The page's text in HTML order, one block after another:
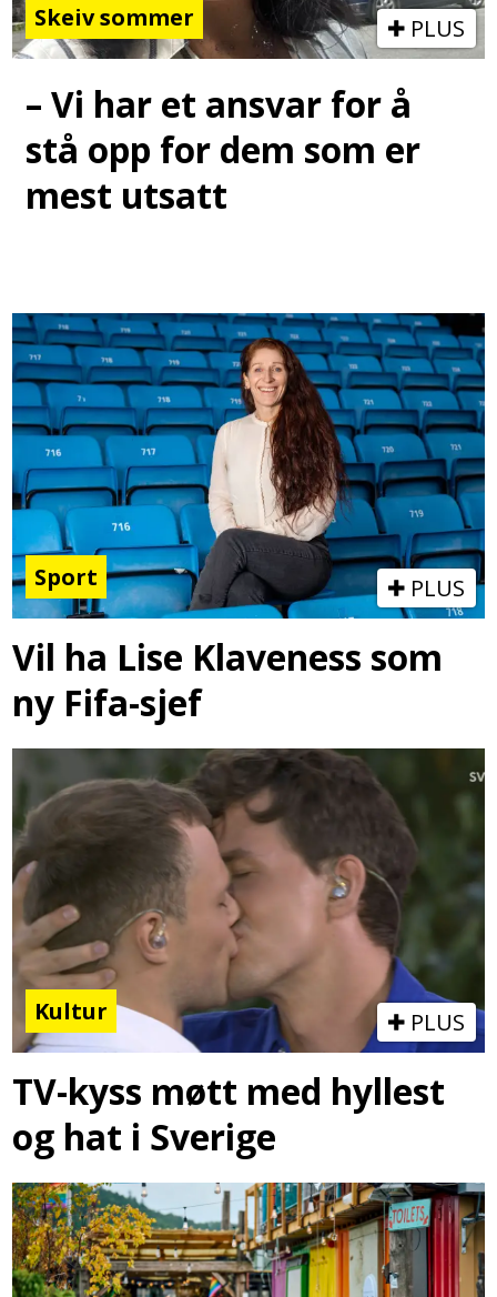
Skeiv sommer PLUS
– Vi har et ansvar for å
stå opp for dem som er
mest utsatt
Sport PLUS
Vil ha Lise Klaveness som
ny Fifa-sjef
Kultur PLUS
TV-kyss møtt med hyllest
og hat i Sverige